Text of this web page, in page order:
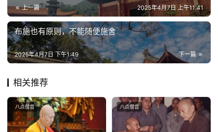
人
物
寺
院
礼
视
频
登录 注册
上一篇 2025年4月7日 上午11:41
布施也有原则，不能随便施舍
下一篇
2025年4月7日 下午1:49
相关推荐
八点僧音 八点僧音